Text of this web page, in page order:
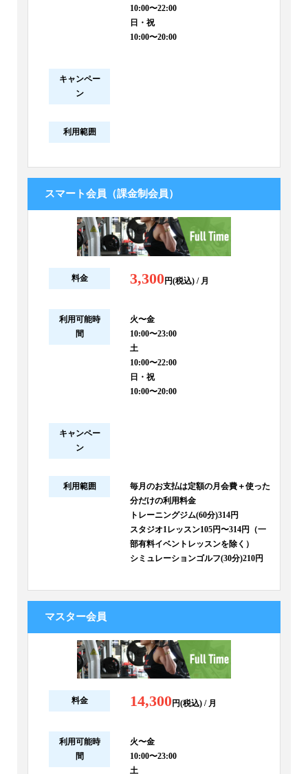
10:00〜22:00
日・祝
10:00〜20:00
キャンペー
ン
利用範囲
スマート会員（課金制会員）
料金 3,300円(税込) / 月
利用可能時
間
火〜金
10:00〜23:00
土
10:00〜22:00
日・祝
10:00〜20:00
キャンペー
ン
利用範囲
毎月のお支払は定額の月会費＋使った
分だけの利用料金
トレーニングジム(60分)314円
スタジオ1レッスン105円〜314円（一
部有料イベントレッスンを除く）
シミュレーションゴルフ(30分)210円
マスター会員
料金 14,300円(税込) / 月
利用可能時
間
火〜金
10:00〜23:00
土